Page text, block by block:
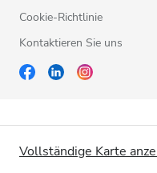
Vollständige Karte
Cookie-Richtlinie
Kontaktieren Sie uns